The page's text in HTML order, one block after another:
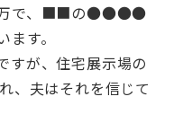
で、■■の●●●●
す。
すが、住宅展示場の
、夫はそれを信じて